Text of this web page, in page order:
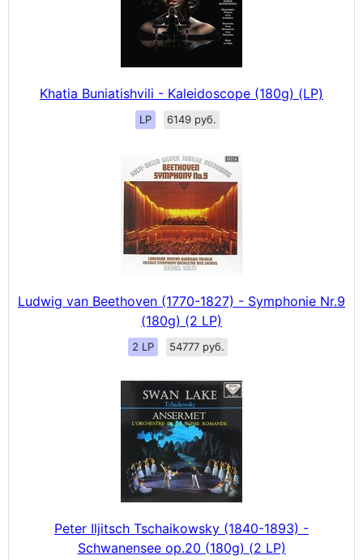
Khatia Buniatishvili - Kaleidoscope (180g) (LP)
LP 6149 руб.
Ludwig van Beethoven (1770-1827) - Symphonie Nr.9
(180g) (2 LP)
2 LP 54777 руб.
Peter Iljitsch Tschaikowsky (1840-1893) -
Schwanensee op.20 (180g) (2 LP)